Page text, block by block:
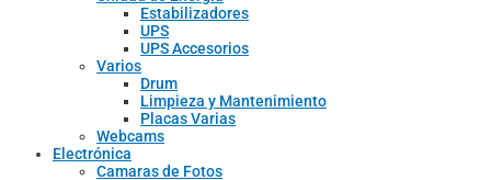
Estabilizadores
UPS
UPS Accesorios
Varios
Drum
Limpieza y Mantenimiento
Placas Varias
Webcams
Electrónica
Camaras de Fotos